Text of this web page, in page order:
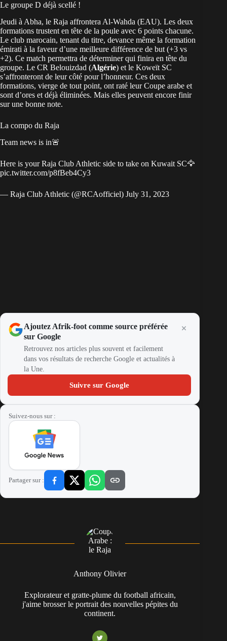
Le groupe D déjà scellé !
Jeudi à Abha, le Raja affrontera Al-Wahda (EAU). Les deux
formations trustent en tête de la poule avec 6 points chacune.
Le club marocain, tenant du titre, devance même la formation
émirati à la faveur d’une meilleure différence de but (+3 vs
+2). Ce match permettra de déterminer qui finira en tête du
groupe. Le CR Belouizdad (Algérie) et le Koweït SC
s’affronteront de leur côté pour l’honneur. Ces deux
formations, vierge de tout point, ont raté leur Coupe arabe et
sont d’ores et déjà éliminées. Mais elles peuvent encore finir
sur une bonne note.
La compo du Raja
Team news is in🚨
Here is your Raja Club Athletic side to take on Kuwait SC🦅
pic.twitter.com/p8fBeb4Cy3
— Raja Club Athletic (@RCAofficiel) July 31, 2023
Ajoutez Afrik-foot comme source préférée
sur Google
Retrouvez nos articles plus souvent et facilement
dans vos résultats de recherche Google et actualités à
la Une.
Suivre sur Google
Suivez-nous sur :
Partager sur :
Anthony Olivier
Explorateur et gratte-plume du football africain,
j'aime brosser le portrait des nouvelles pépites du
continent.